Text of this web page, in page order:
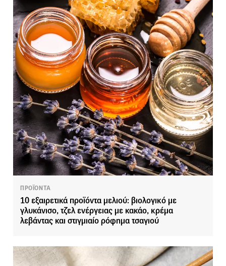
ΠΡΟΪΟΝΤΑ
10 εξαιρετικά προϊόντα μελιού: βιολογικό με
γλυκάνισο, τζελ ενέργειας με κακάο, κρέμα
λεβάντας και στιγμιαίο ρόφημα τσαγιού